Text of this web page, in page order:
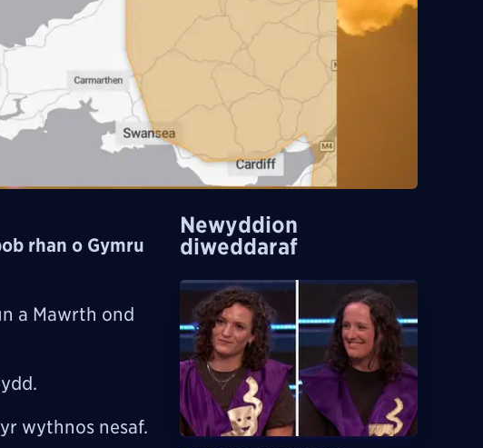
rhan o Gymru
a Mawrth ond
wythnos nesaf.
Newyddion
diweddaraf